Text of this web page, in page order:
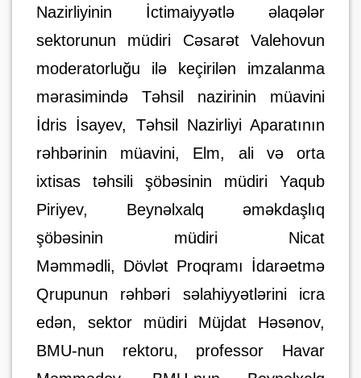
Nazirliyinin İctimaiyyətlə əlaqələr
sektorunun müdiri Cəsarət Valehovun
moderatorluğu ilə keçirilən imzalanma
mərasimində Təhsil nazirinin müavini
İdris İsayev, Təhsil Nazirliyi Aparatının
rəhbərinin müavini, Elm, ali və orta
ixtisas təhsili şöbəsinin müdiri Yaqub
Piriyev, Beynəlxalq əməkdaşlıq
şöbəsinin müdiri Nicat
Məmmədli, Dövlət Proqramı İdarəetmə
Qrupunun rəhbəri səlahiyyətlərini icra
edən, sektor müdiri Müjdat Həsənov,
BMU-nun rektoru, professor Havar